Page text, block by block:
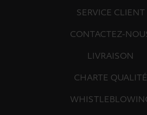
SERVICE CLIENT
CONTACTEZ-
LIVRAISON
CHARTE QUALITÉ